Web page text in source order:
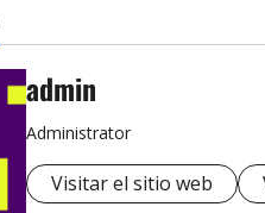
admin
Administrator
Visitar el sitio web